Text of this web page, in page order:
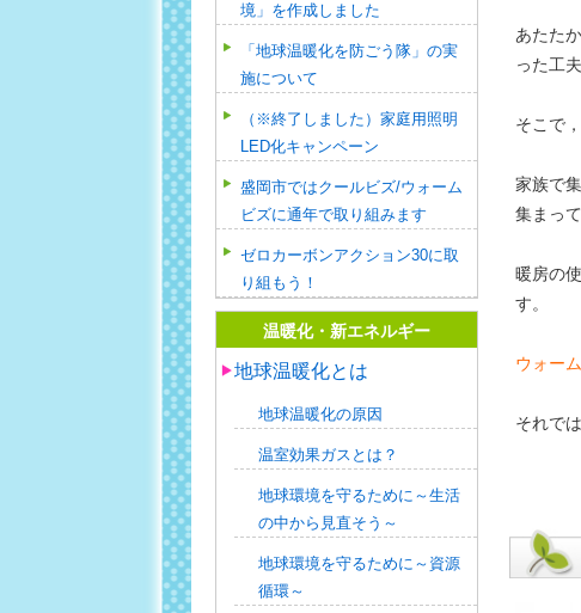
境」を作成しました
「地球温暖化を防ごう隊」の実
施について
（※終了しました）家庭用照明
LED化キャンペーン
盛岡市ではクールビズ/ウォーム
ビズに通年で取り組みます
ゼロカーボンアクション30に取
り組もう！
温暖化・新エネルギー
地球温暖化とは
地球温暖化の原因
温室効果ガスとは？
地球環境を守るために～生活
の中から見直そう～
地球環境を守るために～資源
循環～
あたた
った工
そこで
家族で
集まっ
暖房の
す。
ウォー
それで